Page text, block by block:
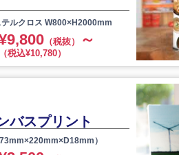
ルクロス W800×H2000mm
（税抜） ～
税込¥10,780）
バスプリント
）